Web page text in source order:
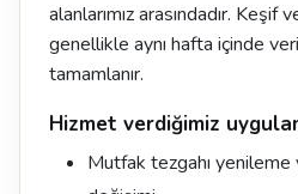
alanlarımız arasındadır. Keşif
genellikle aynı hafta içinde
tamamlanır.
Hizmet verdiğimiz
Mutfak tezgahı